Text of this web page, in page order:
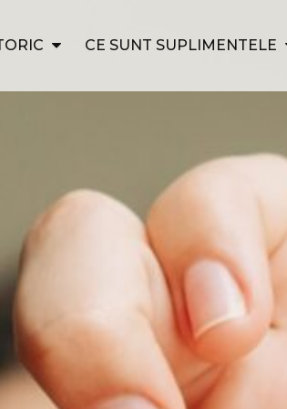
CE SUNT SUPLIMENTELE